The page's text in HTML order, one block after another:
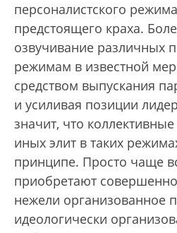
персоналистского
предстоящего краха.
озвучивание различных
режимам в известной
средством выпускания
и усиливая позиции
значит, что
иных элит в таких
принципе. Просто чаще
приобретают
нежели организованное
идеологически